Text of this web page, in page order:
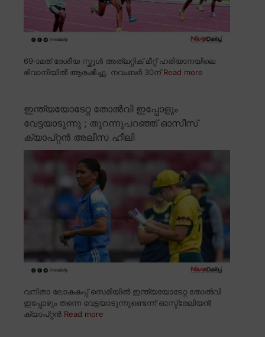
69-ാമത് ദേശീയ സ്കൂൾ അത്ലറ്റിക് മീറ്റ് ഹരിയാനയിലെ
ഭിവാനിയിൽ ആരംഭിച്ചു. നവംബർ 30ന്Read more
ഇന്ത്യയോടേറ്റ തോൽവി ഇപ്പോളും
വേട്ടയാടുന്നു ; തുറന്നുപറഞ്ഞ് ഓസീസ്
ക്യാപ്റ്റൻ അലീസ ഹീലി
വനിതാ ലോകകപ്പ് സെമിയിൽ ഇന്ത്യയോടേറ്റ തോൽവി
ഇപ്പോഴും തന്നെ വേട്ടയാടുന്നുണ്ടെന്ന് ഓസ്ട്രേലിയൻ
ക്യാപ്റ്റൻ Read more